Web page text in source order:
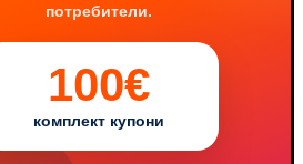
потребители.
100€
комплект купони